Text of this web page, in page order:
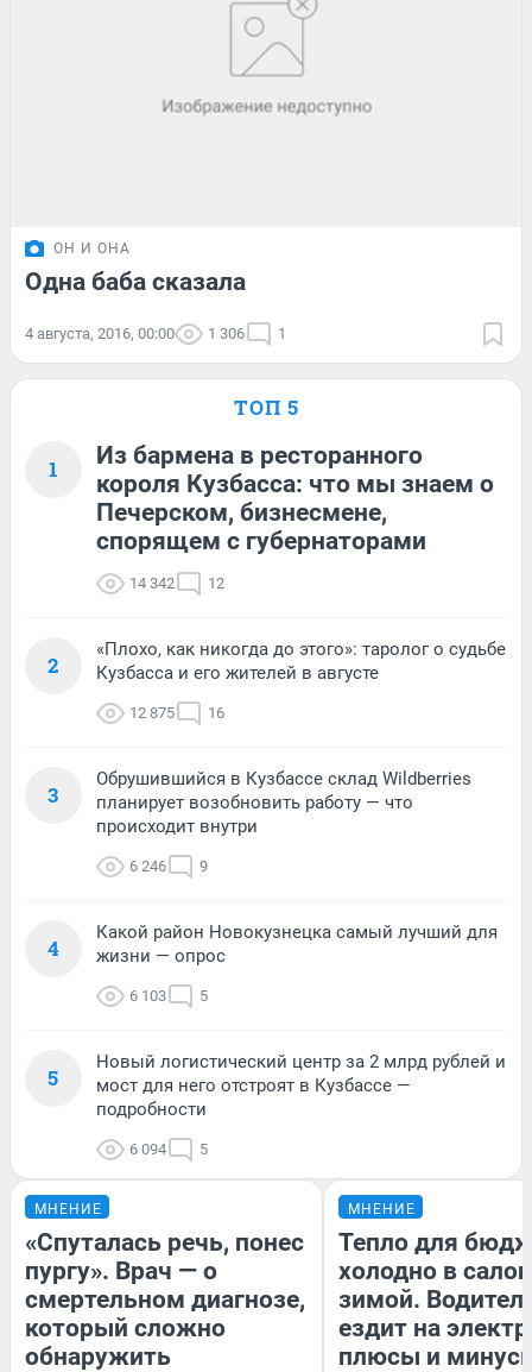
ОН И ОНА
Одна баба сказала
4 августа, 2016, 00:00 1 306 1
ТОП 5
1
Из бармена в ресторанного
короля Кузбасса: что мы знаем о
Печерском, бизнесмене,
спорящем с губернаторами
14 342 12
2
«Плохо, как никогда до этого»: таролог о судьбе
Кузбасса и его жителей в августе
12 875 16
3
Обрушившийся в Кузбассе склад Wildberries
планирует возобновить работу — что
происходит внутри
6 246 9
4
Какой район Новокузнецка самый лучший для
жизни — опрос
6 103 5
5
Новый логистический центр за 2 млрд рублей и
мост для него отстроят в Кузбассе —
подробности
6 094 5
МНЕНИЕ
«Спуталась речь, понес
пургу». Врач — о
смертельном диагнозе,
который сложно
обнаружить
МНЕНИЕ
Тепло для
холодно в
зимой.
ездит на
плюсы и